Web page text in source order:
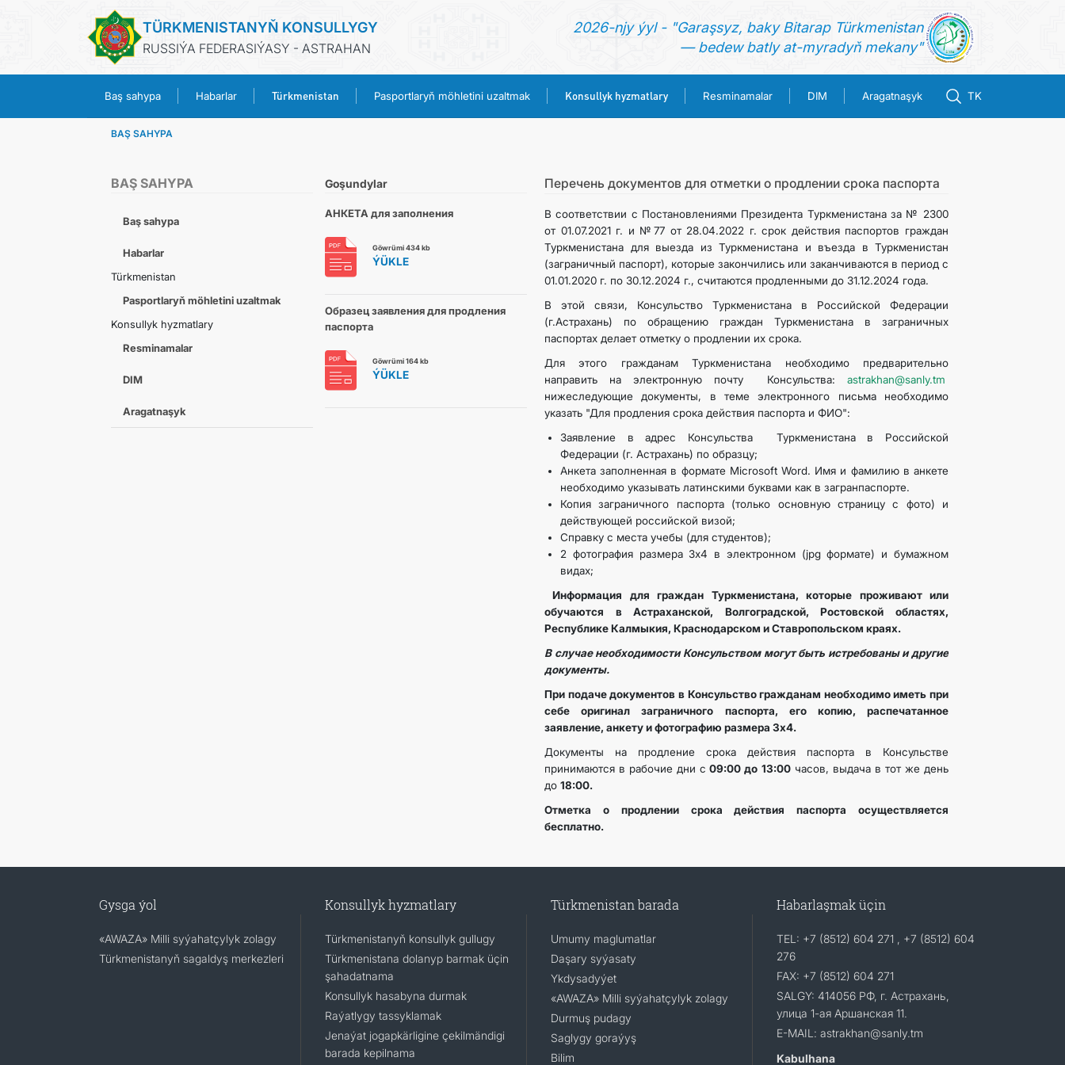
TÜRKMENISTANYŇ KONSULLYGY
RUSSIÝA FEDERASIÝASY - ASTRAHAN
2026-njy ýyl - "Garaşsyz, baky Bitarap Türkmenistan
— bedew batly at-myradyň mekany"
Baş sahypa Habarlar Türkmenistan Pasportlaryň möhletini uzaltmak Konsullyk hyzmatlary Resminamalar DIM Aragatnaşyk TK
HABARLAR
TÜRKMENISTAN
PASPORTLARYŇ MÖHLETINI UZALTMAK
KONSULLYK HYZMATLARY
ARAGATNAŞYK
BAŞ SAHYPA
BAŞ SAHYPA
Baş sahypa
Habarlar
Türkmenistan
Pasportlaryň möhletini uzaltmak
Konsullyk hyzmatlary
Resminamalar
DIM
Aragatnaşyk
Перечень документов для отметки о продлении срока паспорта
В соответствии с Постановлениями Президента Туркменистана за № 2300
от 01.07.2021 г. и №77 от 28.04.2022 г. срок действия паспортов граждан
Туркменистана для выезда из Туркменистана и въезда в Туркменистан
(заграничный паспорт), которые закончились или заканчиваются в период с
01.01.2020 г. по 30.12.2024 г., считаются продленными до 31.12.2024 года.
В этой связи, Консульство Туркменистана в Российской Федерации
(г.Астрахань) по обращению граждан Туркменистана в заграничных
паспортах делает отметку о продлении их срока.
Для этого гражданам Туркменистана необходимо предварительно
направить на электронную почту Консульства: astrakhan@sanly.tm
нижеследующие документы, в теме электронного письма необходимо
указать "Для продления срока действия паспорта и ФИО":
Заявление в адрес Консульства Туркменистана в Российской
Федерации (г. Астрахань) по образцу;
Анкета заполненная в формате Microsoft Word. Имя и фамилию в анкете
необходимо указывать латинскими буквами как в загранпаспорте.
Копия заграничного паспорта (только основную страницу с фото) и
действующей российской визой;
Справку с места учебы (для студентов);
2 фотография размера 3х4 в электронном (jpg формате) и бумажном
видах;
Информация для граждан Туркменистана, которые проживают или
обучаются в Астраханской, Волгоградской, Ростовской областях,
Республике Калмыкия, Краснодарском и Ставропольском краях.
В случае необходимости Консульством могут быть истребованы и другие
документы.
При подаче документов в Консульство гражданам необходимо иметь при
себе оригинал заграничного паспорта, его копию, распечатанное
заявление, анкету и фотографию размера 3х4.
Документы на продление срока действия паспорта в Консульстве
принимаются в рабочие дни с 09:00 до 13:00часов, выдача в тот же день
до 18:00.
Отметка о продлении срока действия паспорта осуществляется
бесплатно.
Goşundylar
АНКЕТА для заполнения
Göwrümi 434 kb
ÝÜKLE
Образец заявления для продления
паспорта
Göwrümi 164 kb
ÝÜKLE
Gysga ýol
«AWAZA» Milli syýahatçylyk zolagy
Türkmenistanyň sagaldyş merkezleri
Konsullyk hyzmatlary
Türkmenistanyň konsullyk gullugy
Türkmenistana dolanyp barmak üçin
şahadatnama
Konsullyk hasabyna durmak
Raýatlygy tassyklamak
Jenaýat jogapkärligine çekilmändigi
barada kepilnama
Türkmenistan barada
Umumy maglumatlar
Daşary syýasaty
Ykdysadyýet
«AWAZA» Milli syýahatçylyk zolagy
Durmuş pudagy
Saglygy goraýyş
Bilim
Habarlaşmak üçin
TEL: +7 (8512) 604 271 , +7 (8512) 604
276
FAX: +7 (8512) 604 271
SALGY: 414056 РФ, г. Астрахань,
улица 1-ая Аршанская 11.
E-MAIL: astrakhan@sanly.tm
Kabulhana